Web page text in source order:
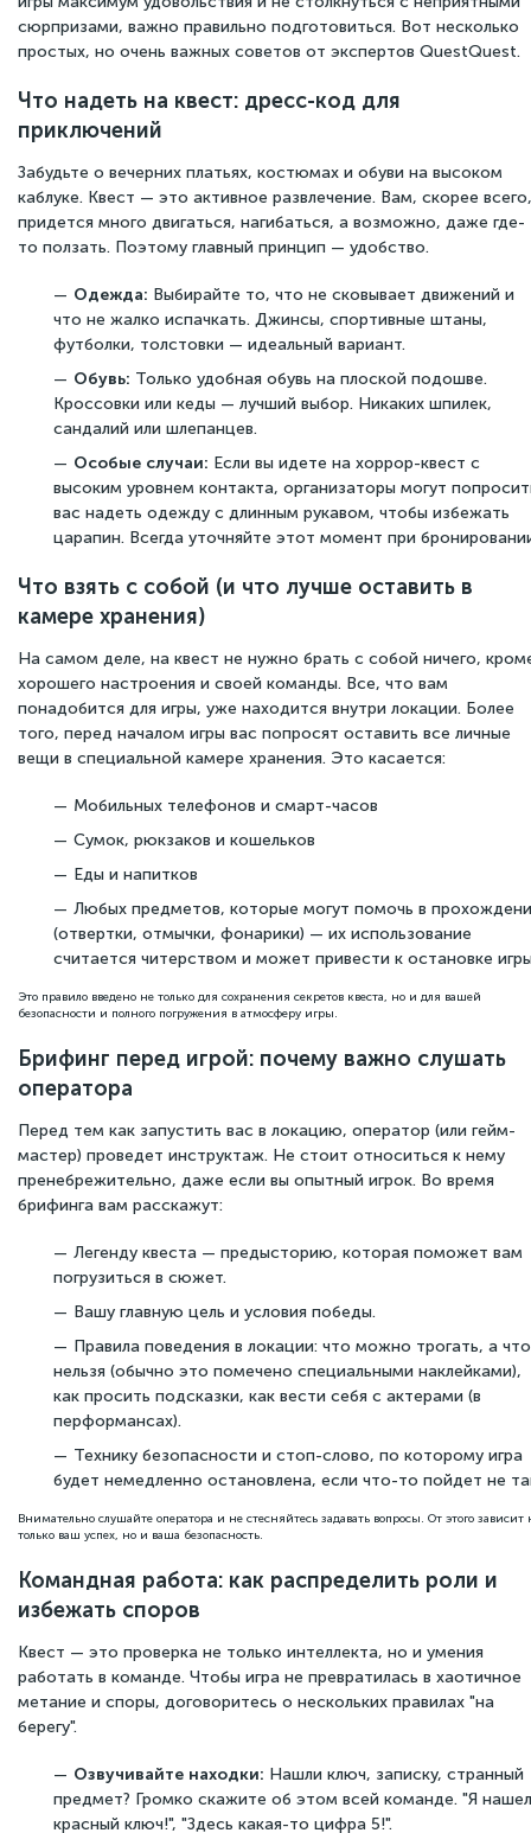
сюрпризами, важно правильно подготовиться. Вот несколько
простых, но очень важных советов от экспертов QuestQuest.
Что надеть на квест: дресс-код для
приключений
Забудьте о вечерних платьях, костюмах и обуви на высоком
каблуке. Квест — это активное развлечение. Вам, скорее всего,
придется много двигаться, нагибаться, а возможно, даже где-
то ползать. Поэтому главный принцип — удобство.
Одежда: Выбирайте то, что не сковывает движений и
что не жалко испачкать. Джинсы, спортивные штаны,
футболки, толстовки — идеальный вариант.
Обувь: Только удобная обувь на плоской подошве.
Кроссовки или кеды — лучший выбор. Никаких шпилек,
сандалий или шлепанцев.
Особые случаи: Если вы идете на хоррор-квест с
высоким уровнем контакта, организаторы могут
вас надеть одежду с длинным рукавом, чтобы избежать
царапин. Всегда уточняйте этот момент при
Что взять с собой (и что лучше оставить в
камере хранения)
На самом деле, на квест не нужно брать с собой ничего,
хорошего настроения и своей команды. Все, что вам
понадобится для игры, уже находится внутри локации. Более
того, перед началом игры вас попросят оставить все личные
вещи в специальной камере хранения. Это касается:
Мобильных телефонов и смарт-часов
Сумок, рюкзаков и кошельков
Еды и напитков
Любых предметов, которые могут помочь в
(отвертки, отмычки, фонарики) — их использование
считается читерством и может привести к остановке
Это правило введено не только для сохранения секретов квеста, но и для вашей
безопасности и полного погружения в атмосферу игры.
Брифинг перед игрой: почему важно слушать
оператора
Перед тем как запустить вас в локацию, оператор (или гейм-
мастер) проведет инструктаж. Не стоит относиться к нему
пренебрежительно, даже если вы опытный игрок. Во время
брифинга вам расскажут:
Легенду квеста — предысторию, которая поможет вам
погрузиться в сюжет.
Вашу главную цель и условия победы.
Правила поведения в локации: что можно трогать, а что
нельзя (обычно это помечено специальными наклейками),
как просить подсказки, как вести себя с актерами (в
перформансах).
Технику безопасности и стоп-слово, по которому игра
будет немедленно остановлена, если что-то пойдет не
Внимательно слушайте оператора и не стесняйтесь задавать вопросы. От этого зависит
только ваш успех, но и ваша безопасность.
Командная работа: как распределить роли и
избежать споров
Квест — это проверка не только интеллекта, но и умения
работать в команде. Чтобы игра не превратилась в хаотичное
метание и споры, договоритесь о нескольких правилах "на
берегу".
Озвучивайте находки: Нашли ключ, записку, странный
предмет? Громко скажите об этом всей команде. "Я нашел
красный ключ!", "Здесь какая-то цифра 5!".